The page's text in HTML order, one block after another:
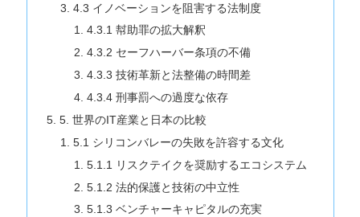
4.3 イノベーションを阻害する法制度
4.3.1 幇助罪の拡大解釈
4.3.2 セーフハーバー条項の不備
4.3.3 技術革新と法整備の時間差
4.3.4 刑事罰への過度な依存
5. 世界のIT産業と日本の比較
5.1 シリコンバレーの失敗を許容する文化
5.1.1 リスクテイクを奨励するエコシステム
5.1.2 法的保護と技術の中立性
5.1.3 ベンチャーキャピタルの充実